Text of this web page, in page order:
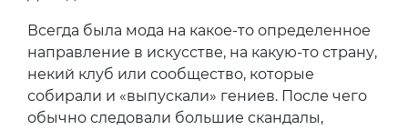
Всегда была мода на какое-то определенное
направление в искусстве, на какую-то страну,
некий клуб или сообщество, которые
собирали и «выпускали» гениев. После чего
обычно следовали большие скандалы,